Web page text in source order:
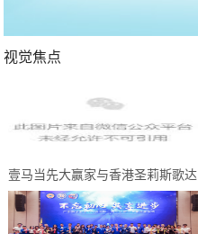
视觉焦点
壹马当先大赢家与香港圣莉斯歌达
成全国战略合作，共创美业，共赢
未来